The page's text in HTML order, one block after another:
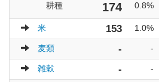
耕種
174 0.8%
米 153 1.0%
麦類 - -
雑穀 - -